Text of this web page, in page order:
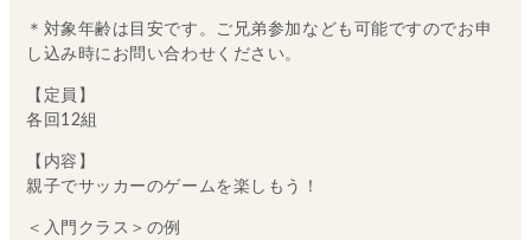
＊対象年齢は目安です。ご兄弟参加なども可能ですのでお申
し込み時にお問い合わせください。
【定員】
各回12組
【内容】
親子でサッカーのゲームを楽しもう！
＜入門クラス＞の例